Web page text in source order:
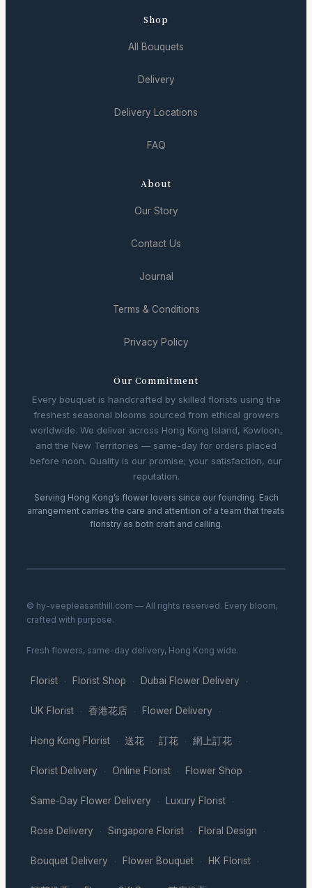
Shop
All Bouquets
Delivery
Delivery Locations
FAQ
About
Our Story
Contact Us
Journal
Terms & Conditions
Privacy Policy
Our Commitment
Every bouquet is handcrafted by skilled florists using the
freshest seasonal blooms sourced from ethical growers
worldwide. We deliver across Hong Kong Island, Kowloon,
and the New Territories — same-day for orders placed
before noon. Quality is our promise; your satisfaction, our
reputation.
Serving Hong Kong’s flower lovers since our founding. Each
arrangement carries the care and attention of a team that treats
floristry as both craft and calling.
© hy-veepleasanthill.com — All rights reserved. Every bloom,
crafted with purpose.
Fresh flowers, same-day delivery, Hong Kong wide.
Florist · Florist Shop · Dubai Flower Delivery ·
UK Florist · 香港花店 · Flower Delivery ·
Hong Kong Florist · 送花 · 訂花 · 網上訂花 ·
Florist Delivery · Online Florist · Flower Shop ·
Same-Day Flower Delivery · Luxury Florist ·
Rose Delivery · Singapore Florist · Floral Design ·
Bouquet Delivery · Flower Bouquet · HK Florist ·